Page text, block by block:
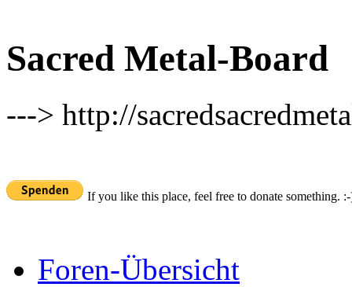
Sacred Metal-Board
---> http://
If you like this place, feel free to donate something.
Foren-Übersicht